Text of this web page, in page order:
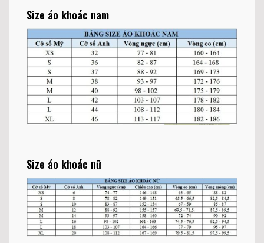
Size áo khoác nam
Size áo khoác nữ